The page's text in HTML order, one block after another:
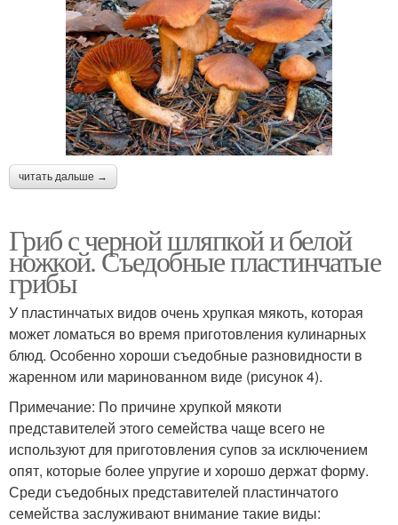
читать дальше →
Гриб с черной шляпкой и белой
ножкой. Съедобные пластинчатые
грибы
У пластинчатых видов очень хрупкая мякоть, которая
может ломаться во время приготовления кулинарных
блюд. Особенно хороши съедобные разновидности в
жаренном или маринованном виде (рисунок 4).
Примечание: По причине хрупкой мякоти
представителей этого семейства чаще всего не
используют для приготовления супов за исключением
опят, которые более упругие и хорошо держат форму.
Среди съедобных представителей пластинчатого
семейства заслуживают внимание такие виды: